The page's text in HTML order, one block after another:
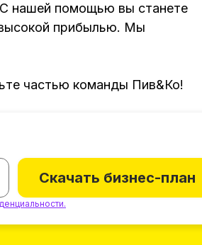
С нашей помощью вы станете
прибылью. Мы
частью команды Пив&Ко!
Скачать бизнес-план